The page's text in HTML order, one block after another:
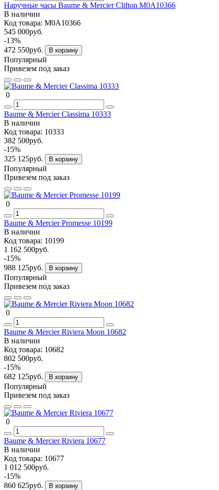
Наручные часы Baume & Mercier Clifton M0A10366
В наличии
Код товара: M0A10366
545 000руб.
-13%
472 550руб.
В корзину
Популярный
Привезем под заказ
0
Baume & Mercier Classima 10333
В наличии
Код товара: 10333
382 500руб.
-15%
325 125руб.
В корзину
Популярный
Привезем под заказ
0
Baume & Mercier Promesse 10199
В наличии
Код товара: 10199
1 162 500руб.
-15%
988 125руб.
В корзину
Популярный
Привезем под заказ
0
Baume & Mercier Riviera Moon 10682
В наличии
Код товара: 10682
802 500руб.
-15%
682 125руб.
В корзину
Популярный
Привезем под заказ
0
Baume & Mercier Riviera 10677
В наличии
Код товара: 10677
1 012 500руб.
-15%
860 625руб.
В корзину